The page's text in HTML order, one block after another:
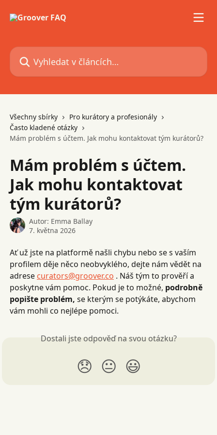
Vyhledat v článcích…
Všechny sbírky
Pro kurátory a profesionály
Často kladené otázky
Mám problém s účtem. Jak mohu kontaktovat tým kurátorů?
Mám problém s účtem.
Jak mohu kontaktovat
tým kurátorů?
Autor: Emma Ballay
7. května 2026
Ať už jste na platformě našli chybu nebo se s vaším
profilem děje něco neobvyklého, dejte nám vědět na
adrese curators@groover.co . Náš tým to prověří a
poskytne vám pomoc. Pokud je to možné, podrobně
popište problém, se kterým se potýkáte, abychom
vám mohli co nejlépe pomoci.
Dostali jste odpověď na svou otázku?
😞 😐 😃